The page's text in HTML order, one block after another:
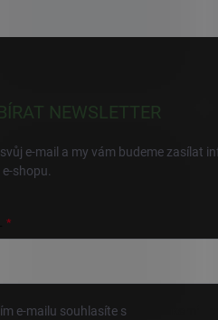
NEWSLETTER
e-mail a my vám budeme zasílat
shopu.
e-mailu souhlasíte s